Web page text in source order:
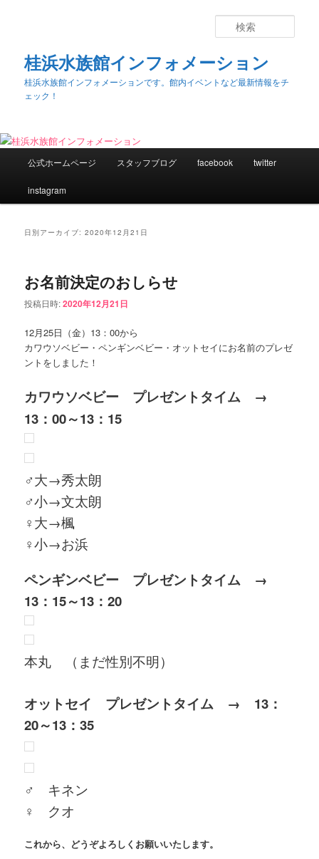
桂浜水族館インフォメーション
桂浜水族館インフォメーションです。館内イベントなど最新情報をチ
ェック！
索
メ
メ
イ
ン
ン
サ
ブ
テ
ツ
公式ホームページ スタッフブログ facebook twitter
instagram
日別アーカイブ:2020年12月21日
お名前決定のおしらせ
投稿日時:2020年12月21日
12月25日（金）13：00から
カワウソベビー・ペンギンベビー・オットセイにお名前のプレゼ
ントをしました！
カワウソベビー プレゼントタイム →
13：00～13：15
♂大→秀太朗
♂小→文太朗
♀大→楓
♀小→お浜
ペンギンベビー プレゼントタイム →
13：15～13：20
本丸 （まだ性別不明）
オットセイ プレゼントタイム → 13：
20～13：35
♂ キネン
♀ クオ
これから、どうぞよろしくお願いいたします。